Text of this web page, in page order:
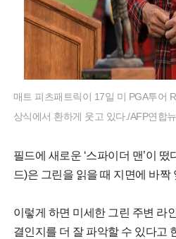
매트 피츠패트릭이 17일 미 PGA투어
상식에서 환하게 웃고 있다./AFP연합
필드에 새로운 ‘스파이더 맨’이
드)은 그린을 읽을 때 지면에 바짝
이렇게 하면 미세한 그린 주변 라
결인지를 더 잘 파악할 수 있다고